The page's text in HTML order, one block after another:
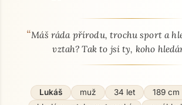
O mně - seznamka profil
“Máš ráda přírodu, trochu sport a
vztah? Tak to jsi ty, koho
Lukáš muž 34 let 189 cm